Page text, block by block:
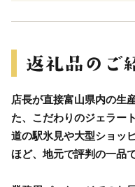
店長が直接富山県内の生
た、こだわりのジェラート
道の駅氷見や大型ショッ
ほど、地元で評判の一品で